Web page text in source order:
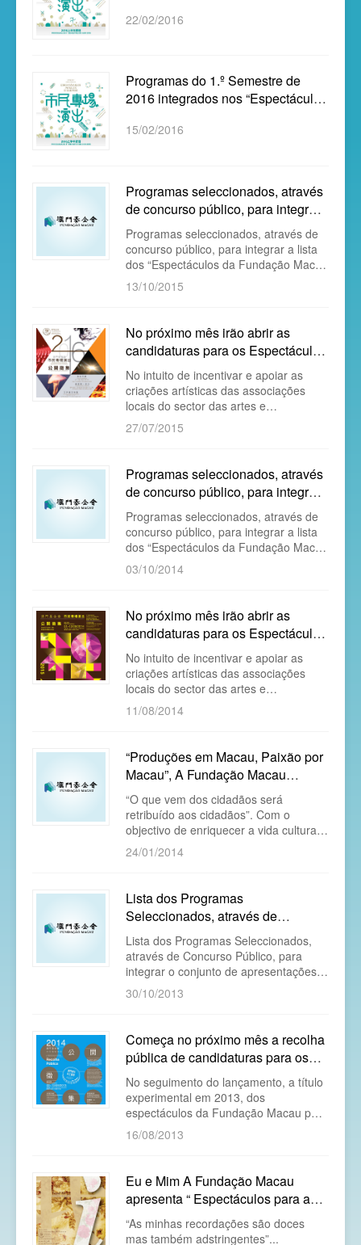
apres...
22/02/2016
Programas do 1.º Semestre de
2016 integrados nos “Espectáculos
“Pr...
15/02/2016
Programas seleccionados, através
de concurso público, para integrar
a lista dos “Espectáculos da Fun...
​Programas seleccionados, através de
concurso público, para integrar a lista
dos “Espectáculos da Fundação Macau
para os Cidadãos” sob o título
“Produções em Macau, Paixão por
13/10/2015
​No próximo mês irão abrir as
candidaturas para os Espectáculos
da Fundação Macau para os
Cidadãos 2...
​No intuito de incentivar e apoiar as
criações artísticas das associações
locais do sector das artes e
representação com vista a melhorar o
nível profissional dos artistas locais,
associações de artes e representação
das acções culturais e artísticas e
elevar a competitividade dos seus
programas, a Fundação Macau
continua a apoiar o Projecto
“Espectáculos da Fundação Macau
para os cidadãos sob o título
“Produções em Macau,
27/07/2015
Programas seleccionados, através
de concurso público, para integrar
a lista dos “Espectáculos da Fun...
​Programas seleccionados, através de
concurso público, para integrar a lista
dos “Espectáculos da Fundação Macau
para os Cidadãos” sob o título
“Produções em Macau, Paixão por
03/10/2014
No próximo mês irão abrir as
candidaturas para os Espectáculos
da Fundação Macau para os
Cidadãos 20...
​No intuito de incentivar e apoiar as
criações artísticas das associações
locais do sector das artes e
representação com vista a melhorar o
nível profissional dos artistas locais,
associações de artes e representação
das acções culturais e artísticas e
elevar a competitividade dos seus
programas, a Fundação Macau
continua a apoiar o Projecto
“Espectáculos da Fundação Macau
para os cidadãos sob o título
“Produções em Macau
11/08/2014
“Produções em Macau, Paixão por
Macau”, A Fundação Macau
apresenta “Espectáculos para os
Cidadãos 20...
“O que vem dos cidadãos será
retribuído aos cidadãos”. Com o
objectivo de enriquecer a vida cultural
dos cidadãos de Macau, a Fundação
Macau, desde Janeiro de 2013, iniciou
espectáculos com o título “Produções
em Macau, Paixão por Macau -
Espectáculos para os Cidadãos
apresentados pela Fundação Macau”.
24/01/2014
Lista dos Programas
Seleccionados, através de
Concurso Público, para integrar o
conjunto de apresent...
Lista dos Programas Seleccionados,
através de Concurso Público, para
integrar o conjunto de apresentações
dos “Espectáculos da Fundação Macau
para os Cidadãos” sob o título
Macau” 2014
30/10/2013
Começa no próximo mês a recolha
pública de candidaturas para os
espectáculos da Fundação Macau
para ...
No seguimento do lançamento, a título
experimental em 2013, dos
espectáculos da Fundação Macau para
os cidadãos sob o título “Produções em
Macau, Paixão por Macau” e com vista
artísticas das associações locais do
sector das artes e representação,
melhorar o nível profissional dos
artistas locais
16/08/2013
Eu e Mim A Fundação Macau
apresenta “ Espectáculos para a
População”
“As minhas recordações são doces
mas também adstringentes”...